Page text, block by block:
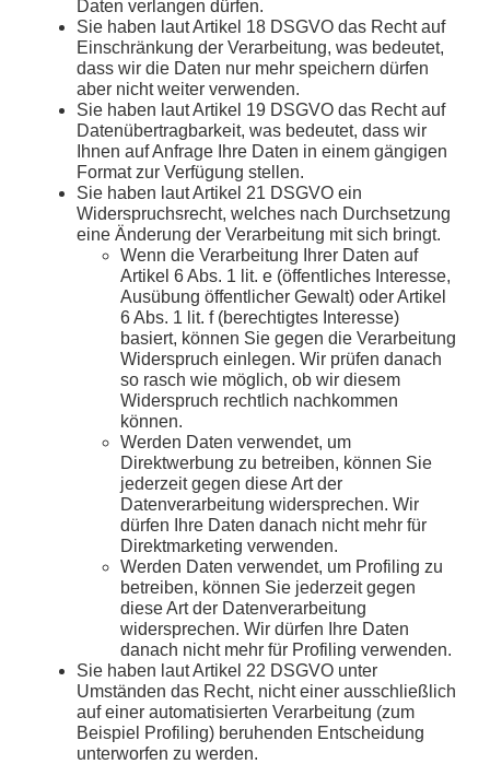
Daten verlangen dürfen.
Sie haben laut Artikel 18 DSGVO das Recht auf
Einschränkung der Verarbeitung, was bedeutet,
dass wir die Daten nur mehr speichern dürfen
aber nicht weiter verwenden.
Sie haben laut Artikel 19 DSGVO das Recht auf
Datenübertragbarkeit, was bedeutet, dass wir
Ihnen auf Anfrage Ihre Daten in einem gängigen
Format zur Verfügung stellen.
Sie haben laut Artikel 21 DSGVO ein
Widerspruchsrecht, welches nach Durchsetzung
eine Änderung der Verarbeitung mit sich bringt.
Wenn die Verarbeitung Ihrer Daten auf
Artikel 6 Abs. 1 lit. e (öffentliches Interesse,
Ausübung öffentlicher Gewalt) oder Artikel
6 Abs. 1 lit. f (berechtigtes Interesse)
basiert, können Sie gegen die Verarbeitung
Widerspruch einlegen. Wir prüfen danach
so rasch wie möglich, ob wir diesem
Widerspruch rechtlich nachkommen
können.
Werden Daten verwendet, um
Direktwerbung zu betreiben, können Sie
jederzeit gegen diese Art der
Datenverarbeitung widersprechen. Wir
dürfen Ihre Daten danach nicht mehr für
Direktmarketing verwenden.
Werden Daten verwendet, um Profiling zu
betreiben, können Sie jederzeit gegen
diese Art der Datenverarbeitung
widersprechen. Wir dürfen Ihre Daten
danach nicht mehr für Profiling verwenden.
Sie haben laut Artikel 22 DSGVO unter
Umständen das Recht, nicht einer ausschließlich
auf einer automatisierten Verarbeitung (zum
Beispiel Profiling) beruhenden Entscheidung
unterworfen zu werden.